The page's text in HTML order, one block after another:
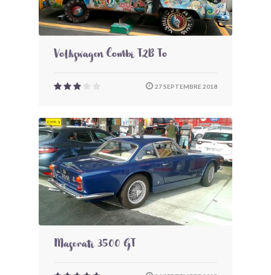
Volkswagen Combi T2B To
27 SEPTEMBRE 2018
Maserati 3500 GT